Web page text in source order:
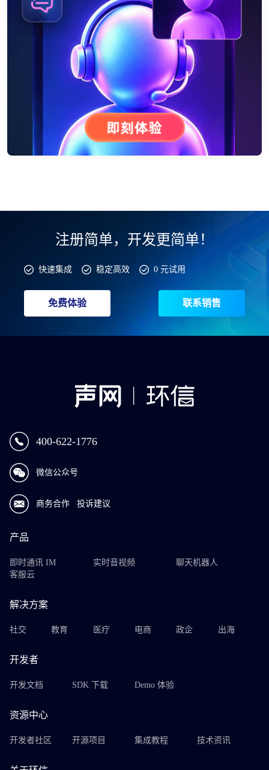
注册简单，开发更简单！
快速集成 稳定高效 0 元试用
免费体验 联系销售
400-622-1776
微信公众号
商务合作 投诉建议
产品
即时通讯 IM 实时音视频
聊天机器人
客服云
解决方案
社交 教育 医疗 电商 政企 出海
开发者
开发文档 SDK 下载 Demo 体验
资源中心
开发者社区 开源项目 集成教程 技术资讯